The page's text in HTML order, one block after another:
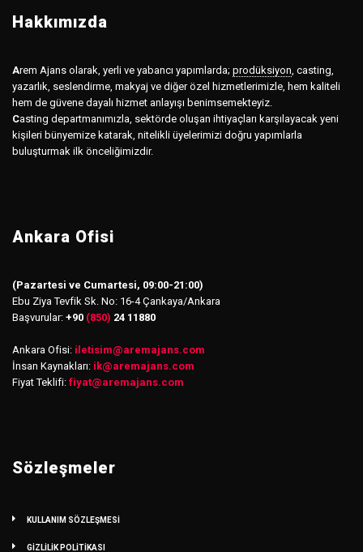
Hakkımızda
Arem Ajans olarak, yerli ve yabancı yapımlarda; prodüksiyon, casting,
yazarlık, seslendirme, makyaj ve diğer özel hizmetlerimizle, hem kaliteli
hem de güvene dayalı hizmet anlayışı benimsemekteyiz.
Casting departmanımızla, sektörde oluşan ihtiyaçları karşılayacak yeni
kişileri bünyemize katarak, nitelikli üyelerimizi doğru yapımlarla
buluşturmak ilk önceliğimizdir.
Ankara Ofisi
(Pazartesi ve Cumartesi, 09:00-21:00)
Ebu Ziya Tevfik Sk. No: 16-4 Çankaya/Ankara
Başvurular: +90 (850) 24 11880
Ankara Ofisi: iletisim@aremajans.com
İnsan Kaynakları: ik@aremajans.com
Fiyat Teklifi: fiyat@aremajans.com
Sözleşmeler
KULLANIM SÖZLEŞMESİ
GİZLİLİK POLİTİKASI